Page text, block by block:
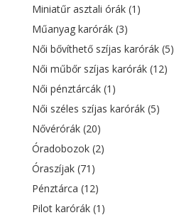
Miniatűr asztali órák (1)
Műanyag karórák (3)
Női bővíthető szíjas karórák (5)
Női műbőr szíjas karórák (12)
Női pénztárcák (1)
Női széles szíjas karórák (5)
Nővérórák (20)
Óradobozok (2)
Óraszíjak (71)
Pénztárca (12)
Pilot karórák (1)